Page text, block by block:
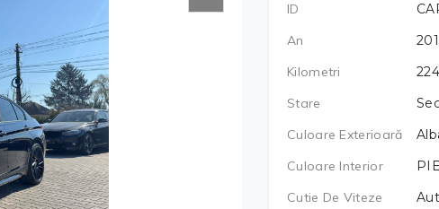
ID
An
Kilometri
Stare
Culoare Exterioară
Culoare Interior
Cutie De Viteze